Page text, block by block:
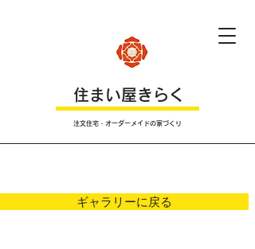
​住まい屋きらく
注文住宅・オーダーメイドの家づくり
ギャラリーに戻る